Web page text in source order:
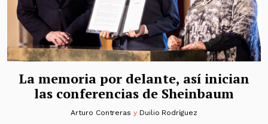
La memoria por delante, así inician
las conferencias de Sheinbaum
Arturo Contreras y Duilio Rodríguez